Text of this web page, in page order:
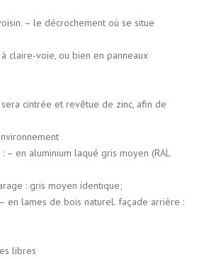
– le décrochement où se situe
claire-voie, ou bien en panneaux
cintrée et revêtue de zinc, afin de
– en aluminium laqué gris moyen (RAL
: gris moyen identique;
en lames de bois naturel. façade arrière :
libres